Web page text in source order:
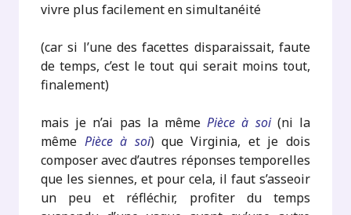
vivre plus facilement en simultanéité
(car si l’une des facettes disparaissait, faute
de temps, c’est le tout qui serait moins tout,
finalement)
mais je n’ai pas la mêmePièce à soi(ni la
même Pièce à soi) que Virginia, et je dois
composer avec d’autres réponses temporelles
que les siennes, et pour cela, il faut s’asseoir
un peu et réfléchir, profiter du temps